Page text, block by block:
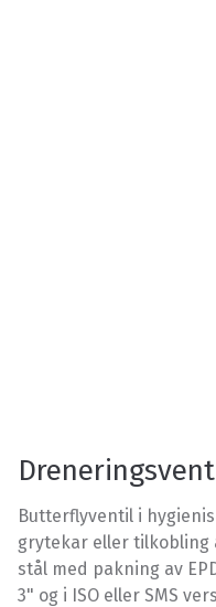
Butterflyventil i
grytekar eller tilkobling
stål med pakning av
3" og i ISO eller SMS